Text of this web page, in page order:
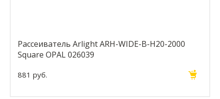
Рассеиватель Arlight ARH-WIDE-B-H20-2000
Square OPAL 026039
881 руб.